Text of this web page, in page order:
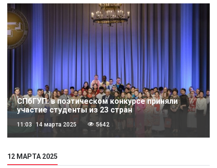
СПбГУП: в поэтическом конкурсе приняли
участие студенты из 23 стран
11:03 14 марта 2025 5642
12 МАРТА 2025